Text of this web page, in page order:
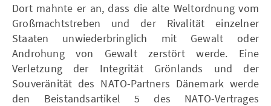
Dort mahnte er an, dass die alte Weltordnung vom
Großmachtstreben und der Rivalität einzelner
Staaten unwiederbringlich mit Gewalt oder
Androhung von Gewalt zerstört werde. Eine
Verletzung der Integrität Grönlands und der
Souveränität des NATO-Partners Dänemark werde
den Beistandsartikel 5 des NATO-Vertrages